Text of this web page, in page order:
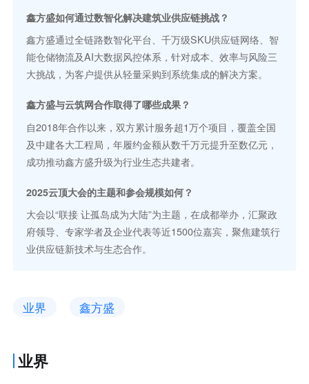
鑫方盛如何通过数智化解决建筑业供应链挑战？
鑫方盛通过全链路数智化平台、千万级SKU供应链网络、智
能仓储物流及AI大数据风控体系，针对成本、效率与风险三
大挑战，为客户提供从轻量采购到系统集成的解决方案。
鑫方盛与云筑网合作取得了哪些成果？
自2018年合作以来，双方累计服务超1万个项目，覆盖全国
及中建各大工程局，年履约金额从数千万元提升至数亿元，
成功推动鑫方盛升级为行业生态共建者。
2025云顶大会的主题和参会规模如何？
大会以“联接 让孤岛成为大陆”为主题，在成都举办，汇聚政
府领导、专家学者及企业代表等近1500位嘉宾，聚焦建筑行
业供应链新技术与生态合作。
业界 鑫方盛
业界